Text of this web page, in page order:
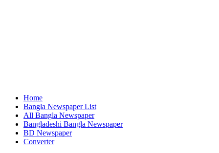
Home
Bangla Newspaper List
All Bangla Newspaper
Bangladeshi Bangla Newspaper
BD Newspaper
Converter